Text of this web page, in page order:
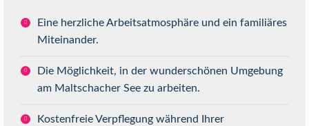
Eine herzliche Arbeitsatmosphäre und ein familiäres
Miteinander.
Die Möglichkeit, in der wunderschönen Umgebung
am Maltschacher See zu arbeiten.
Kostenfreie Verpflegung während Ihrer